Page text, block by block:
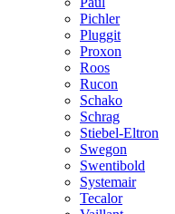
Pichler
Pluggit
Proxon
Roos
Rucon
Schako
Schrag
Stiebel-Eltron
Swegon
Swentibold
Systemair
Tecalor